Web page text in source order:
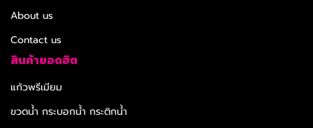
About us
Contact us
สินค้ายอดฮิต
แก้วพรีเมียม
ขวดน้ำ กระบอกน้ำ กระติกน้ำ